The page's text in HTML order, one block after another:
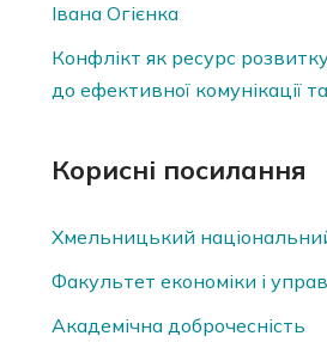
Івана Огієнка
Конфлікт як ресурс
до ефективної комунікації
Корисні посилання
Хмельницький
Факультет економіки і
Академічна доброчесність